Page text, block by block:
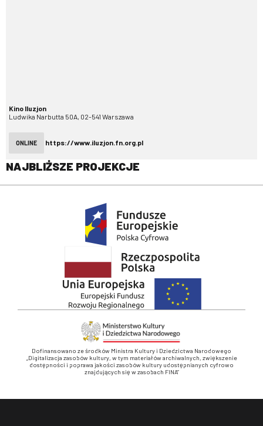
Kino Iluzjon
Ludwika Narbutta 50A, 02-541 Warszawa
ONLINE https://www.iluzjon.fn.org.pl
NAJBLIŻSZE PROJEKCJE
Dofinansowano ze środków Ministra Kultury i Dziedzictwa Narodowego
„Digitalizacja zasobów kultury, w tym materiałów archiwalnych, zwiększenie
dostępności i poprawa jakości zasobów kultury udostępnianych cyfrowo
znajdujących się w zasobach FINA”